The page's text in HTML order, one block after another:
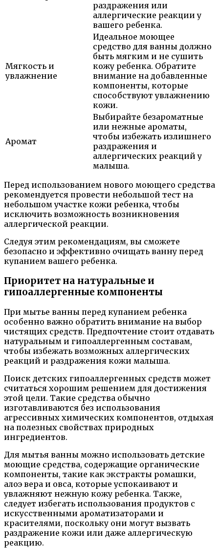
раздражения или
аллергические реакции у
вашего ребенка.
Мягкость и
увлажнение
Идеальное моющее
средство для ванны должно
быть мягким и не сушить
кожу ребенка. Обратите
внимание на добавленные
компоненты, которые
способствуют увлажнению
кожи.
Аромат
Выбирайте безароматные
или нежные ароматы,
чтобы избежать излишнего
раздражения и
аллергических реакций у
малыша.
Перед использованием нового моющего средства
рекомендуется провести небольшой тест на
небольшом участке кожи ребенка, чтобы
исключить возможность возникновения
аллергической реакции.
Следуя этим рекомендациям, вы сможете
безопасно и эффективно очищать ванну перед
купанием вашего ребенка.
Приоритет на натуральные и
гипоаллергенные компоненты
При мытье ванны перед купанием ребенка
особенно важно обратить внимание на выбор
чистящих средств. Предпочтение стоит отдавать
натуральным и гипоаллергенным составам,
чтобы избежать возможных аллергических
реакций и раздражения кожи малыша.
Поиск детских гипоаллергенных средств может
считаться хорошим решением для достижения
этой цели. Такие средства обычно
изготавливаются без использования
агрессивных химических компонентов, отдыхая
на полезных свойствах природных
ингредиентов.
Для мытья ванны можно использовать детские
моющие средства, содержащие органические
компоненты, такие как экстракты ромашки,
алоэ вера и овса, которые успокаивают и
увлажняют нежную кожу ребенка. Также,
следует избегать использования продуктов с
искусственными ароматизаторами и
красителями, поскольку они могут вызвать
раздражение кожи или даже аллергическую
реакцию.